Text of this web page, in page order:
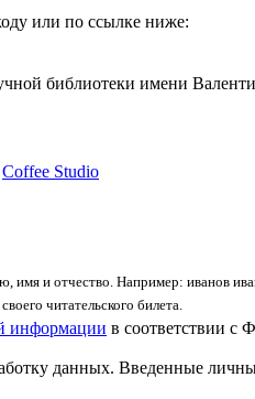
или по ссылке ниже:
библиотеки имени
Coffee Studio
имя и отчество. Например: иванов
читательского билета.
информации в соответствии
данных. Введенные